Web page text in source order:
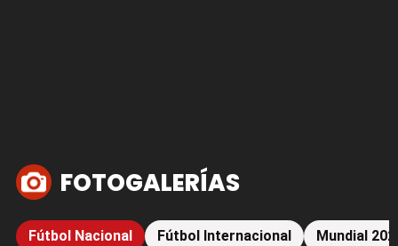
FOTOGALERÍAS
Fútbol Nacional Fútbol Internacional Mundial